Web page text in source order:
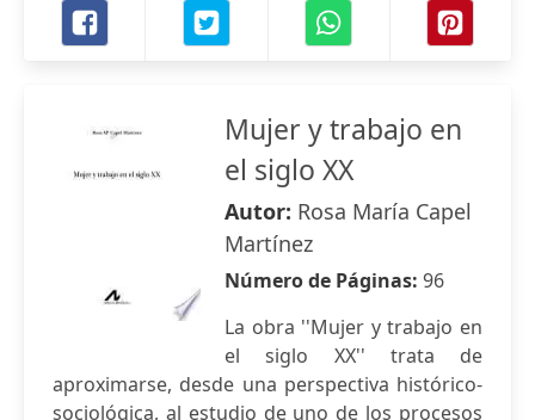
Mujer y trabajo en
el siglo XX
Autor: Rosa María Capel
Martínez
Número de Páginas: 96
La obra ''Mujer y trabajo en
el siglo XX'' trata de
aproximarse, desde una perspectiva histórico-
sociológica, al estudio de uno de los procesos